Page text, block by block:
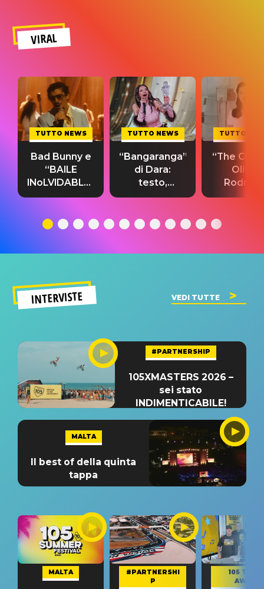
VIRAL
TUTTO NEWS
Bad Bunny e
“BAILE
INoLVIDABLE”:
testo,
significato
TUTTO NEWS
“Bangaranga”
di Dara:
testo,
traduzione e
del singolo
TUTTO
“The
Olivia
testo,
INTERVISTE VEDI TUTTE
#PARTNERSHIP
105XMASTERS 2026 –
sei stato
INDIMENTICABILE!
MALTA
Il best of della quinta
tappa
MALTA
#PARTNERSHI
P
105 TAKE
AWAY